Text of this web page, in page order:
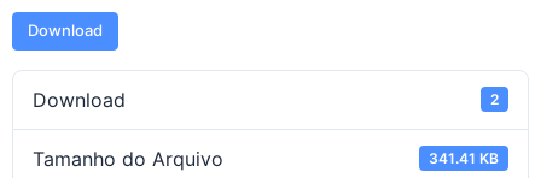
Download
Download 2
Tamanho do Arquivo 341.41 KB